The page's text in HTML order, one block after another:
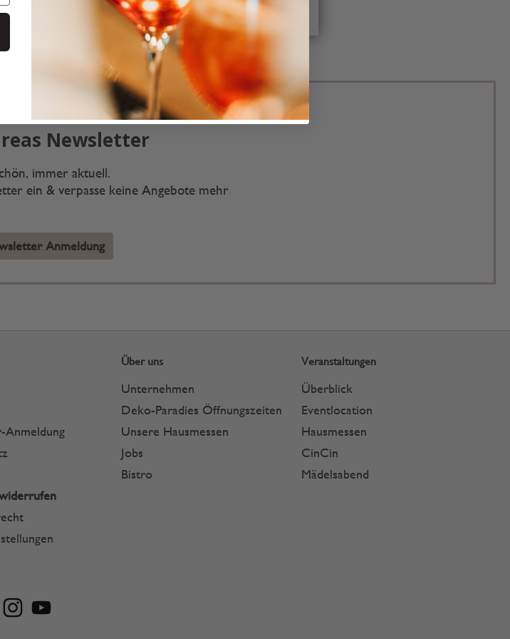
Newsletter
immer aktuell.
ein & verpasse keine Angebote mehr
Anmeldung
Über uns
Unternehmen
Deko-Paradies Öffnungszeiten
Unsere Hausmessen
Jobs
Bistro
Veranstaltungen
Überblick
Eventlocation
Hausmessen
CinCin
Mädelsabend